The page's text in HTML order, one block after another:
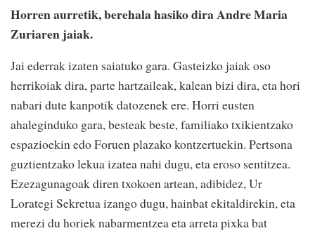
Horren aurretik, berehala hasiko dira Andre Maria
Zuriaren jaiak.
Jai ederrak izaten saiatuko gara. Gasteizko jaiak oso
herrikoiak dira, parte hartzaileak, kalean bizi dira, eta hori
nabari dute kanpotik datozenek ere. Horri eusten
ahaleginduko gara, besteak beste, familiako txikientzako
espazioekin edo Foruen plazako kontzertuekin. Pertsona
guztientzako lekua izatea nahi dugu, eta eroso sentitzea.
Ezezagunagoak diren txokoen artean, adibidez, Ur
Lorategi Sekretua izango dugu, hainbat ekitaldirekin, eta
merezi du horiek nabarmentzea eta arreta pixka bat